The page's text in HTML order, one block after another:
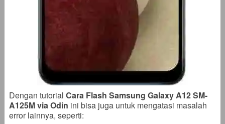
Dengan tutorial Cara Flash Samsung Galaxy A12 SM-
A125M via Odin ini bisa juga untuk mengatasi masalah
error lainnya, seperti: